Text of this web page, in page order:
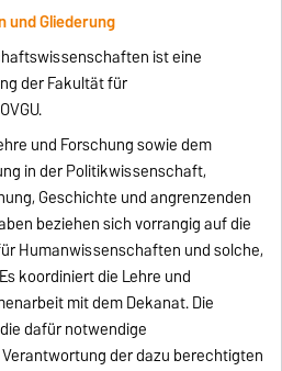
und Gliederung
ist eine
der Fakultät für
und Forschung sowie dem
in der Politikwissenschaft,
Geschichte und angrenzenden
beziehen sich vorrangig auf die
Humanwissenschaften und solche,
koordiniert die Lehre und
mit dem Dekanat. Die
dafür notwendige
der dazu berechtigten